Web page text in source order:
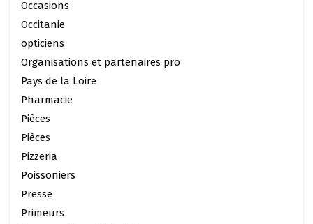
Occasions
Occitanie
opticiens
Organisations et partenaires pro
Pays de la Loire
Pharmacie
Pièces
Pièces
Pizzeria
Poissoniers
Presse
Primeurs